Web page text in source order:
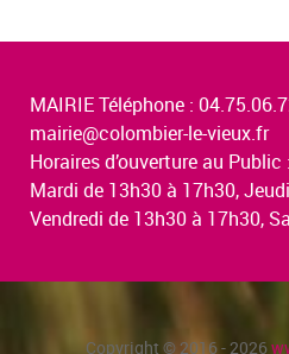
MAIRIE Téléphone :
mairie@colombier-le-vieux.fr
Horaires d’ouverture au
Mardi de 13h30 à 17h30,
Vendredi de 13h30 à 17h30,
Copyright © 2016 - 2026